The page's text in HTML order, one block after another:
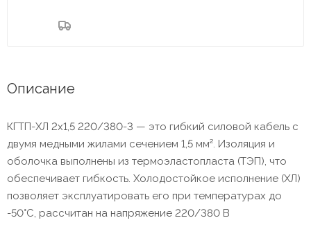
Описание
КГТП-ХЛ 2x1,5 220/380-3 — это гибкий силовой кабель с
двумя медными жилами сечением 1,5 мм². Изоляция и
оболочка выполнены из термоэластопласта (ТЭП), что
обеспечивает гибкость. Холодостойкое исполнение (ХЛ)
позволяет эксплуатировать его при температурах до
-50°C, рассчитан на напряжение 220/380 В